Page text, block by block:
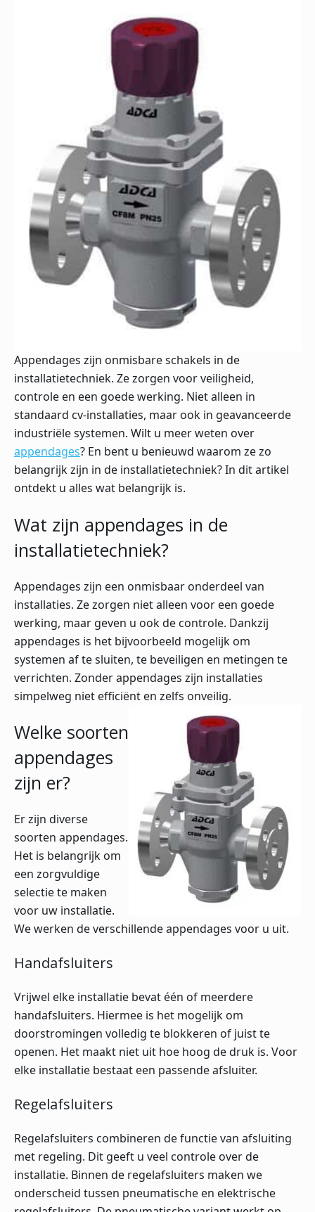
Appendages zijn onmisbare schakels in de
installatietechniek. Ze zorgen voor veiligheid,
controle en een goede werking. Niet alleen in
standaard cv-installaties, maar ook in geavanceerde
industriële systemen. Wilt u meer weten over
appendages? En bent u benieuwd waarom ze zo
belangrijk zijn in de installatietechniek? In dit artikel
ontdekt u alles wat belangrijk is.
Wat zijn appendages in de
installatietechniek?
Appendages zijn een onmisbaar onderdeel van
installaties. Ze zorgen niet alleen voor een goede
werking, maar geven u ook de controle. Dankzij
appendages is het bijvoorbeeld mogelijk om
systemen af te sluiten, te beveiligen en metingen te
verrichten. Zonder appendages zijn installaties
simpelweg niet efficiënt en zelfs onveilig.
Welke soorten
appendages
zijn er?
Er zijn diverse
soorten appendages.
Het is belangrijk om
een zorgvuldige
selectie te maken
voor uw installatie.
We werken de verschillende appendages voor u uit.
Handafsluiters
Vrijwel elke installatie bevat één of meerdere
handafsluiters. Hiermee is het mogelijk om
doorstromingen volledig te blokkeren of juist te
openen. Het maakt niet uit hoe hoog de druk is. Voor
elke installatie bestaat een passende afsluiter.
Regelafsluiters
Regelafsluiters combineren de functie van afsluiting
met regeling. Dit geeft u veel controle over de
installatie. Binnen de regelafsluiters maken we
onderscheid tussen pneumatische en elektrische